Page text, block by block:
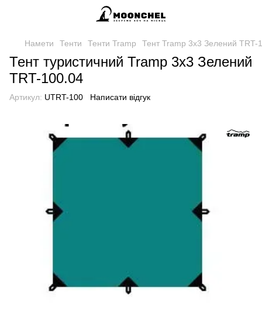
Намети Тенти Тенти Tramp Тент Tramp 3x3 Зелений TRT-
Тент туристичний Tramp 3x3 Зелений
TRT-100.04
Артикул: UTRT-100 Написати відгук